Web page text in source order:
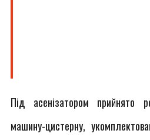
Під асенізатором прийнято
машину-цистерну,